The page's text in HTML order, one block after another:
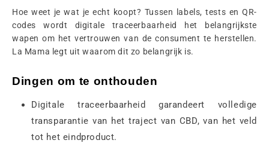
Hoe weet je wat je echt koopt? Tussen labels, tests en QR-
codes wordt digitale traceerbaarheid het belangrijkste
wapen om het vertrouwen van de consument te herstellen.
La Mama legt uit waarom dit zo belangrijk is.
Dingen om te onthouden
Digitale traceerbaarheid garandeert volledige
transparantie van het traject van CBD, van het veld
tot het eindproduct.